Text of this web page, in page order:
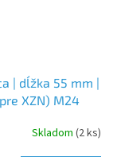
| dĺžka 55 mm |
XZN) M24
Skladom (2 ks)